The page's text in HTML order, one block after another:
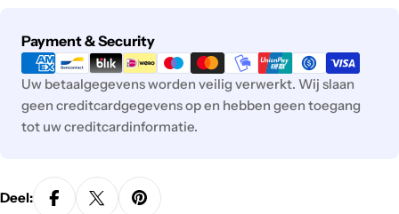
Payment & Security
Payment
methods
Uw betaalgegevens worden veilig verwerkt. Wij slaan
geen creditcardgegevens op en hebben geen toegang
tot uw creditcardinformatie.
Deel: